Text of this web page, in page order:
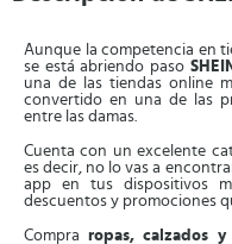
Aunque la competencia en
se está abriendo paso
una de las tiendas online
convertido en una de las
entre las damas.
Cuenta con un excelente
es decir, no lo vas a
app en tus dispositivos
descuentos y promociones
Compra ropas, calzados y